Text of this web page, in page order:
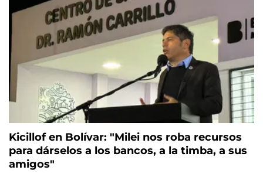
Kicillof en Bolívar: "Milei nos roba recursos
para dárselos a los bancos, a la timba, a sus
amigos"